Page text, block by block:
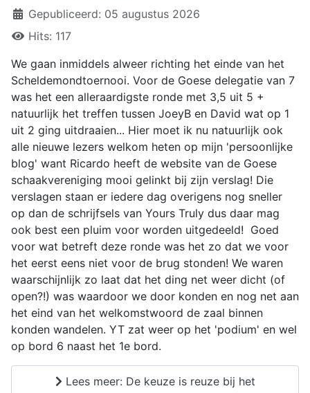
Gepubliceerd: 05 augustus 2026
Hits: 117
We gaan inmiddels alweer richting het einde van het
Scheldemondtoernooi. Voor de Goese delegatie van 7
was het een alleraardigste ronde met 3,5 uit 5 +
natuurlijk het treffen tussen JoeyB en David wat op 1
uit 2 ging uitdraaien... Hier moet ik nu natuurlijk ook
alle nieuwe lezers welkom heten op mijn 'persoonlijke
blog' want Ricardo heeft de website van de Goese
schaakvereniging mooi gelinkt bij zijn verslag! Die
verslagen staan er iedere dag overigens nog sneller
op dan de schrijfsels van Yours Truly dus daar mag
ook best een pluim voor worden uitgedeeld! Goed
voor wat betreft deze ronde was het zo dat we voor
het eerst eens niet voor de brug stonden! We waren
waarschijnlijk zo laat dat het ding net weer dicht (of
open?!) was waardoor we door konden en nog net aan
het eind van het welkomstwoord de zaal binnen
konden wandelen. YT zat weer op het 'podium' en wel
op bord 6 naast het 1e bord.
Lees meer: De keuze is reuze bij het